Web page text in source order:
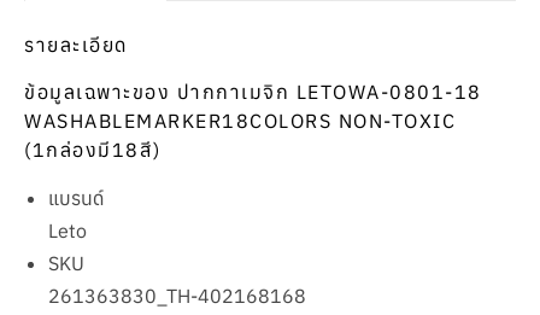
รายละเอียด
ข้อมูลเฉพาะของ ปากกาเมจิก LETOWA-0801-18
WASHABLEMARKER18COLORS NON-TOXIC
(1กล่องมี18สี)
แบรนด์
Leto
SKU
261363830_TH-402168168